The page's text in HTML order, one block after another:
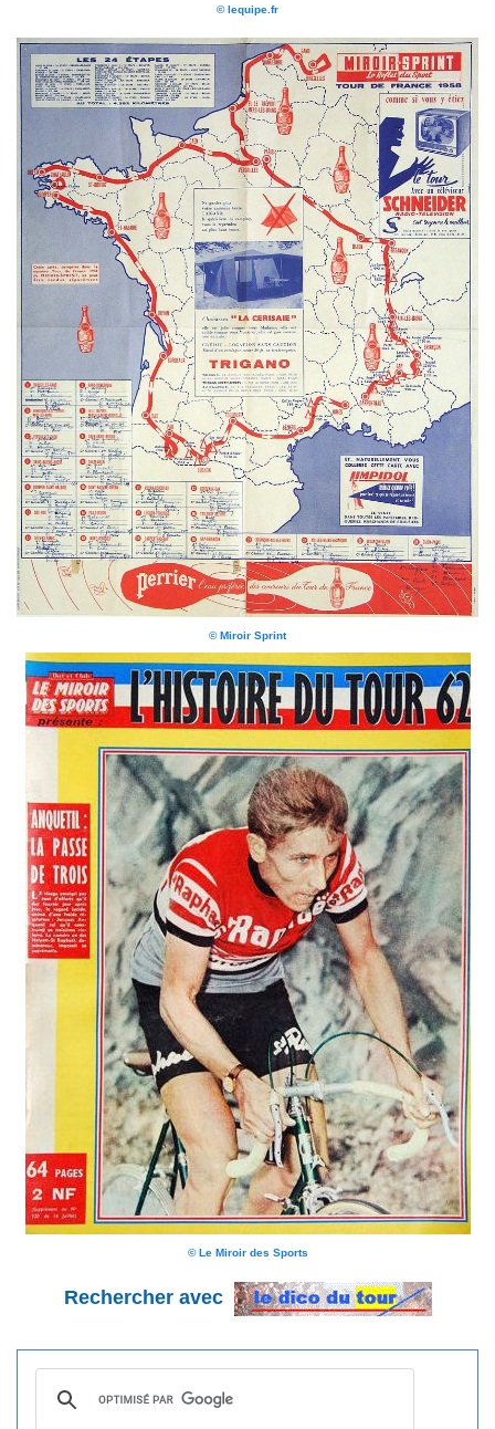
© lequipe.fr
© Miroir Sprint
© Le Miroir des Sports
Rechercher avec